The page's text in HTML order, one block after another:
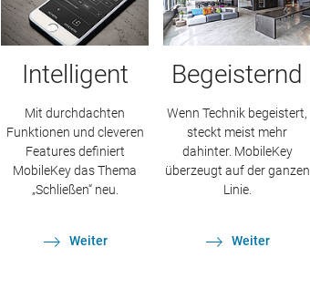
Intelligent
Mit durchdachten
Funktionen und cleveren
Features definiert
MobileKey das Thema
„Schließen“ neu.
Weiter
Begeisternd
Wenn Technik begeistert,
steckt meist mehr
dahinter. MobileKey
überzeugt auf der ganzen
Linie.
Weiter